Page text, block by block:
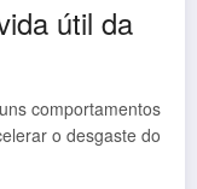
útil da
comportamentos
o desgaste do